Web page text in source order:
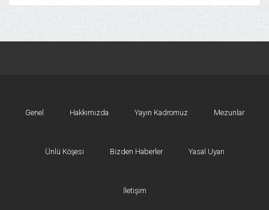
Genel Hakkımızda Yayın Kadromuz Mezunlar
Ünlü Köşesi Bizden Haberler Yasal Uyarı
İletişim